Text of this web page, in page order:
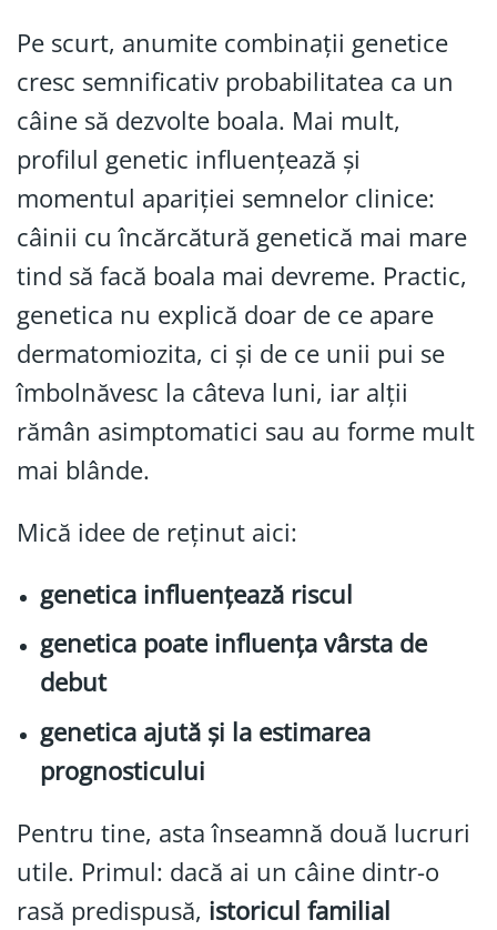
Pe scurt, anumite combinații genetice
cresc semnificativ probabilitatea ca un
câine să dezvolte boala. Mai mult,
profilul genetic influențează și
momentul apariției semnelor clinice:
câinii cu încărcătură genetică mai mare
tind să facă boala mai devreme. Practic,
genetica nu explică doar de ce apare
dermatomiozita, ci și de ce unii pui se
îmbolnăvesc la câteva luni, iar alții
rămân asimptomatici sau au forme mult
mai blânde.
Mică idee de reținut aici:
genetica influențează riscul
genetica poate influența vârsta de
debut
genetica ajută și la estimarea
prognosticului
Pentru tine, asta înseamnă două lucruri
utile. Primul: dacă ai un câine dintr-o
rasă predispusă, istoricul familial